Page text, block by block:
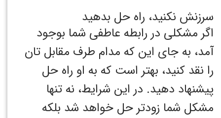
سرزنش نکنید، راه حل بدهید
اگر مشکلی در رابطه عاطفی شما بوجود
آمد، به جای این که مدام طرف مقابل تان
را نقد کنید، بهتر است که به او راه حل
پیشنهاد دهید. در این شرایط، نه تنها
مشکل شما زودتر حل خواهد شد بلکه